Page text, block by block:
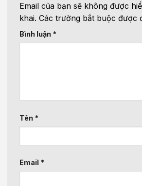
Email của bạn sẽ không được
khai. Các trường bắt buộc được
Bình luận *
Tên *
Email *